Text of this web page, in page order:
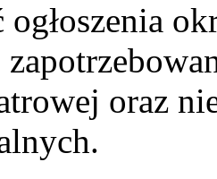
ogłoszenia
oraz